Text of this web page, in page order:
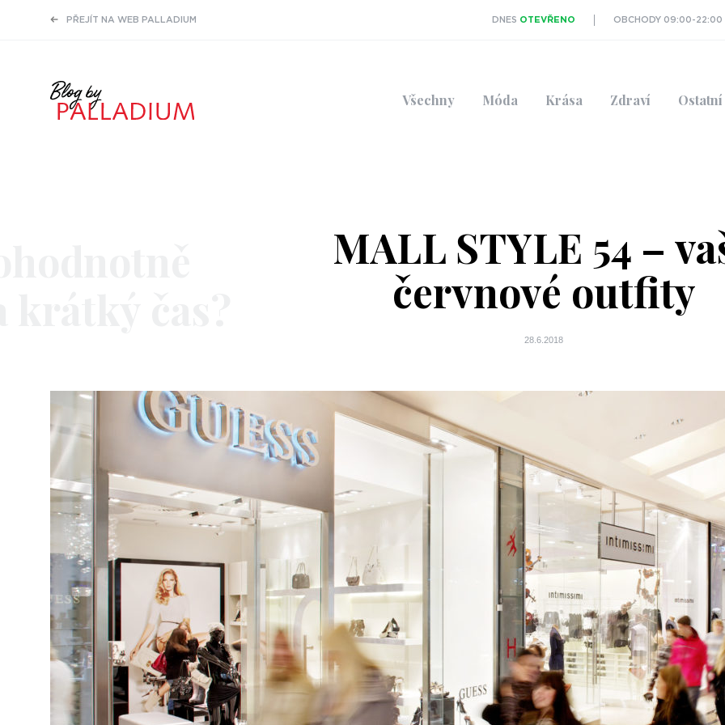
PŘEJÍT NA WEB PALLADIUM DNES OTEVŘENO OBCHODY 09:00-22:00
Všechny Móda Krása Zdraví Ostatní
MALL STYLE 54 –
červnové outfity
28.6.2018